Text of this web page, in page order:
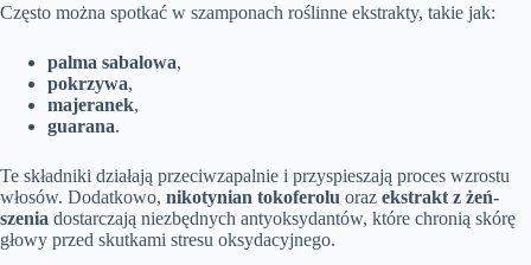
Często można spotkać w szamponach roślinne ekstrakty, takie jak:
palma sabalowa,
pokrzywa,
majeranek,
guarana.
Te składniki działają przeciwzapalnie i przyspieszają proces wzrostu
włosów. Dodatkowo, nikotynian tokoferolu oraz ekstrakt z żeń-
szenia dostarczają niezbędnych antyoksydantów, które chronią skórę
głowy przed skutkami stresu oksydacyjnego.